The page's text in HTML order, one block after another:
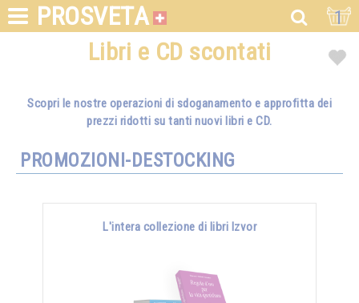
PROSVETA 1
Libri e CD scontati
Scopri le nostre operazioni di sdoganamento e approfitta dei
prezzi ridotti su tanti nuovi libri e CD.
PROMOZIONI-DESTOCKING
L'intera collezione di libri Izvor